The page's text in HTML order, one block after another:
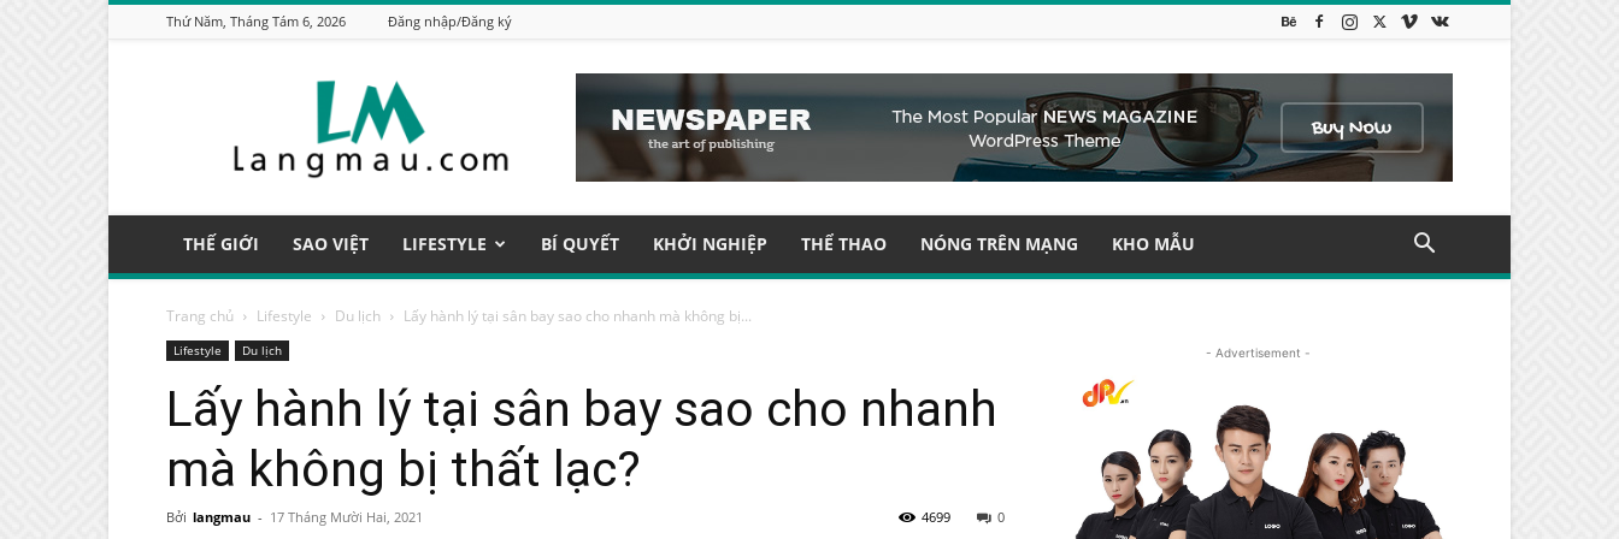
Thứ Năm, Tháng Tám 6, 2026 Đăng nhập/Đăng ký
Làng
Mẫu
THẾ GIỚI SAO VIỆT LIFESTYLE BÍ QUYẾT KHỞI NGHIỆP THỂ THAO NÓNG TRÊN MẠNG KHO MẪU
Trang chủ Lifestyle Du lịch Lấy hành lý tại sân bay sao cho nhanh mà không bị...
Lifestyle Du lịch
Lấy hành lý tại sân bay sao cho nhanh
mà không bị thất lạc?
Bởi langmau - 17 Tháng Mười Hai, 2021 0
4699
- Advertisement -